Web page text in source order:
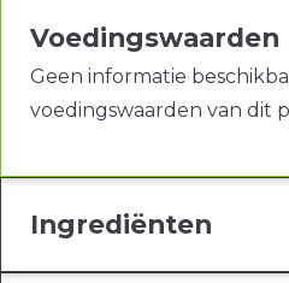
Voedingswaarden
Geen informatie
voedingswaarden van dit
Ingrediënten